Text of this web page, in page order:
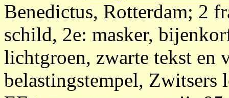
Benedictus, Rotterdam; 2
schild, 2e: masker,
lichtgroen, zwarte tekst en
belastingstempel,